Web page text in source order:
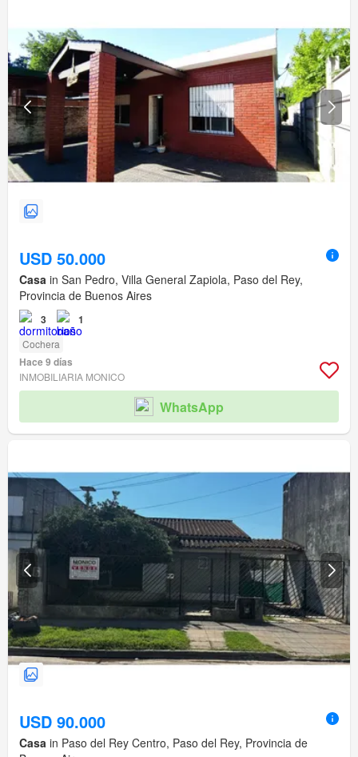
USD 50.000
Casa in San Pedro, Villa General Zapiola, Paso del Rey,
Provincia de Buenos Aires
3 1
Cochera
Hace 9 días
INMOBILIARIA MONICO
WhatsApp
USD 90.000
Casa in Paso del Rey Centro, Paso del Rey, Provincia de